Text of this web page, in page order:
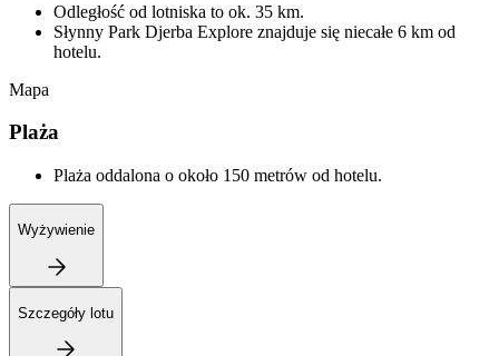
Odległość od lotniska to ok. 35 km.
Słynny Park Djerba Explore znajduje się niecałe 6 km od
hotelu.
Mapa
Plaża
Plaża oddalona o około 150 metrów od hotelu.
Wyżywienie
Szczegóły lotu